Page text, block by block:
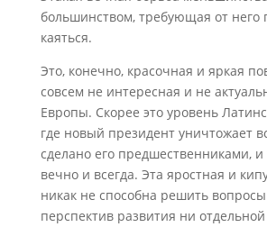
большинством, требующая от него
каяться.
Это, конечно, красочная и яркая
совсем не интересная и не
Европы. Скорее это уровень
где новый президент уничтожает
сделано его предшественниками, и
вечно и всегда. Эта яростная и
никак не способна решить
перспектив развития ни